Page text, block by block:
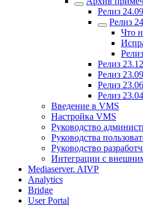
Релиз
Релиз
Что
Релиз
Релиз
Релиз
Релиз
Введение в VMS
Настройка VMS
Руководство
Руководства
Руководство
Интеграции с
Mediaserver. AIVP
Analytics
Bridge
User Portal